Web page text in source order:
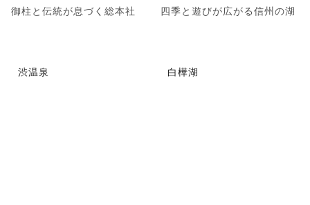
御柱と伝統が息づく総本社 四季と遊びが広がる信州の湖
渋温泉 白樺湖